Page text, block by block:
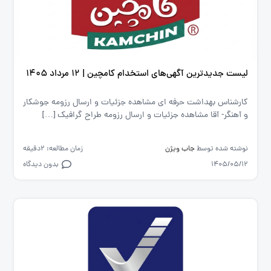
لیست جدیدترین آگهی‌های استخدام کامچین | ۱۲ مرداد ۱۴۰۵
کارشناس بهداشت حرفه ای مشاهده جزئیات و ارسال رزومه جوشکار
و آهنگر- آقا مشاهده جزئیات و ارسال رزومه طراح گرافیک […]
نوشته شده توسط جاب ویژن
زمان مطالعه: 2دقیقه
1405/05/12
بدون دیدگاه